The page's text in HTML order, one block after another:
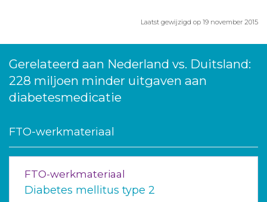
Laatst gewijzigd op 19 november 2015
Gerelateerd aan Nederland vs. Duitsland:
228 miljoen minder uitgaven aan
diabetesmedicatie
FTO-werkmateriaal
FTO-werkmateriaal
Diabetes mellitus type 2